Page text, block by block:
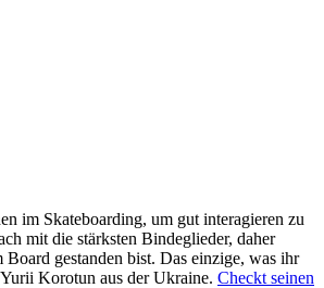
im Skateboarding, um gut interagieren zu
mit die stärksten Bindeglieder, daher
gestanden bist. Das einzige, was ihr
Korotun aus der Ukraine. Checkt seinen